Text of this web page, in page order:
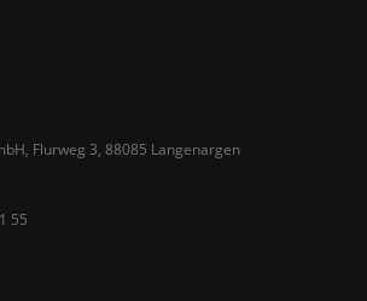
Flurweg 3, 88085 Langenargen
55